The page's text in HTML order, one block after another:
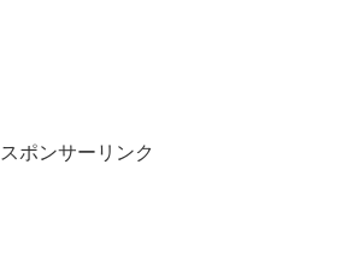
スポンサーリンク